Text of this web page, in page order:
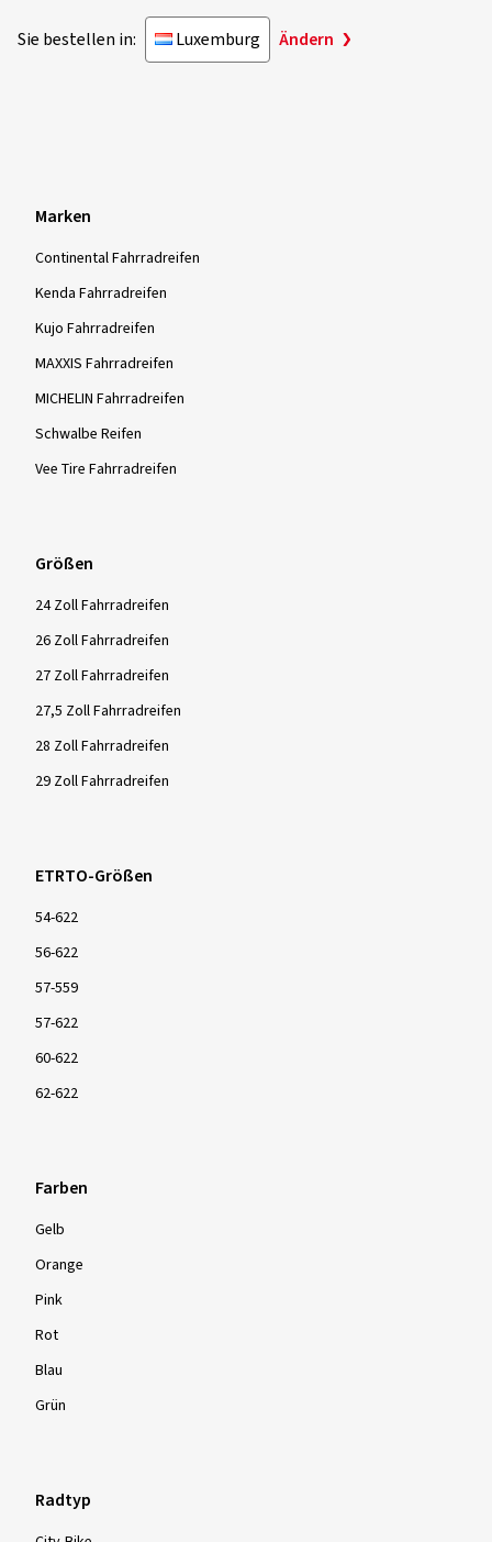
Sie bestellen in: Luxemburg Ändern
Marken
Continental Fahrradreifen
Kenda Fahrradreifen
Kujo Fahrradreifen
MAXXIS Fahrradreifen
MICHELIN Fahrradreifen
Schwalbe Reifen
Vee Tire Fahrradreifen
Größen
24 Zoll Fahrradreifen
26 Zoll Fahrradreifen
27 Zoll Fahrradreifen
27,5 Zoll Fahrradreifen
28 Zoll Fahrradreifen
29 Zoll Fahrradreifen
ETRTO-Größen
54-622
56-622
57-559
57-622
60-622
62-622
Farben
Gelb
Orange
Pink
Rot
Blau
Grün
Radtyp